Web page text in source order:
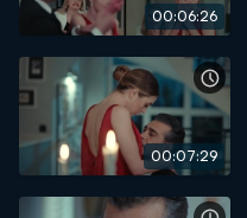
00:06:26
00:07:29